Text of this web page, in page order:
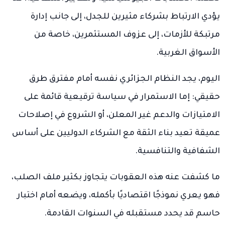
يؤدي الارتباط بشركاء مثيرين للجدل، إلى جانب إدارة
مرتبكة للأزمات، إلى عزوف المستثمرين، خاصة من
الأسواق الغربية.
اليوم، يجد النظام الجزائري نفسه أمام مفترق طرق
حقيقي: إما الاستمرار في سياسة ترقيعية قائمة على
الامتيازات والدعم غير المعلن، أو الشروع في إصلاحات
عميقة تعيد بناء الثقة مع الشركاء الدوليين على أساس
الشفافية والتنافسية.
ما كشفت عنه هذه العقوبات يتجاوز بكثير ملف الصلب،
فهو يعري نموذجًا اقتصاديًا بأكمله، ويضعه أمام اختبار
حاسم قد يحدد مستقبله في السنوات القادمة.